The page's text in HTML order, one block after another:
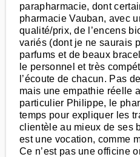
parapharmacie, dont
pharmacie Vauban, avec
qualité/prix, de l’encens
variés (dont je ne saurais
parfums et de beaux
le personnel et très
l’écoute de chacun. Pas
mais une empathie réelle
particulier Philippe, le
temps pour expliquer les
clientèle au mieux de ses
est une vocation, comme
Ce n’est pas une officine